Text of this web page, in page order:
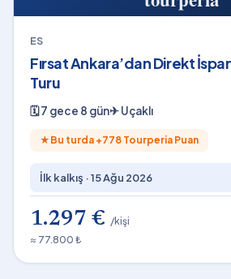
ES
Fırsat Ankara’dan Direkt
Turu
🗓7 gece 8 gün✈Uçaklı
★ Bu turda +778 Tourperia Puan
İlk kalkış ·15 Ağu 2026
1.297 € /kişi
≈ 77.800 ₺